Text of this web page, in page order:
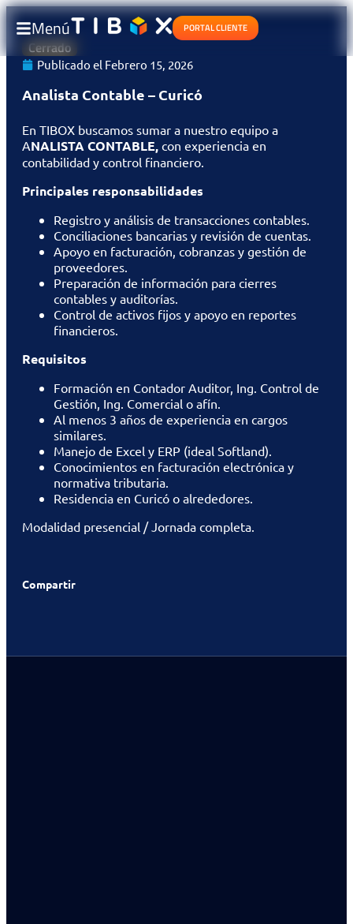
Menú PORTAL CLIENTE
Cerrado
Publicado el Febrero 15, 2026
Analista Contable – Curicó
En TIBOX buscamos sumar a nuestro equipo a
ANALISTA CONTABLE, con experiencia en
contabilidad y control financiero.
Principales responsabilidades
Registro y análisis de transacciones contables.
Conciliaciones bancarias y revisión de cuentas.
Apoyo en facturación, cobranzas y gestión de
proveedores.
Preparación de información para cierres
contables y auditorías.
Control de activos fijos y apoyo en reportes
financieros.
Requisitos
Formación en Contador Auditor, Ing. Control de
Gestión, Ing. Comercial o afín.
Al menos 3 años de experiencia en cargos
similares.
Manejo de Excel y ERP (ideal Softland).
Conocimientos en facturación electrónica y
normativa tributaria.
Residencia en Curicó o alrededores.
Modalidad presencial / Jornada completa.
Compartir